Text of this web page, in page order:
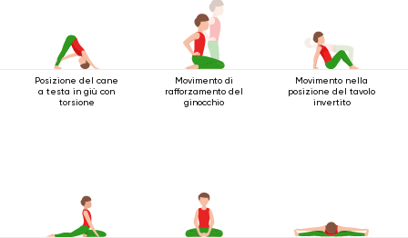
Posizione del cane
a testa in giù con
torsione
Movimento di
rafforzamento del
ginocchio
Movimento nella
posizione del tavolo
invertito